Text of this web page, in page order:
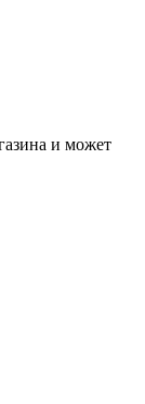
и может